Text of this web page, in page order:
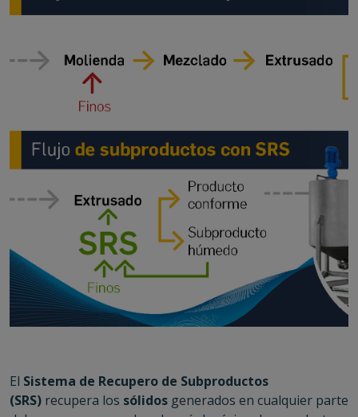
El Sistema de Recupero de Subproductos
(SRS) recupera los sólidos generados en cualquier parte